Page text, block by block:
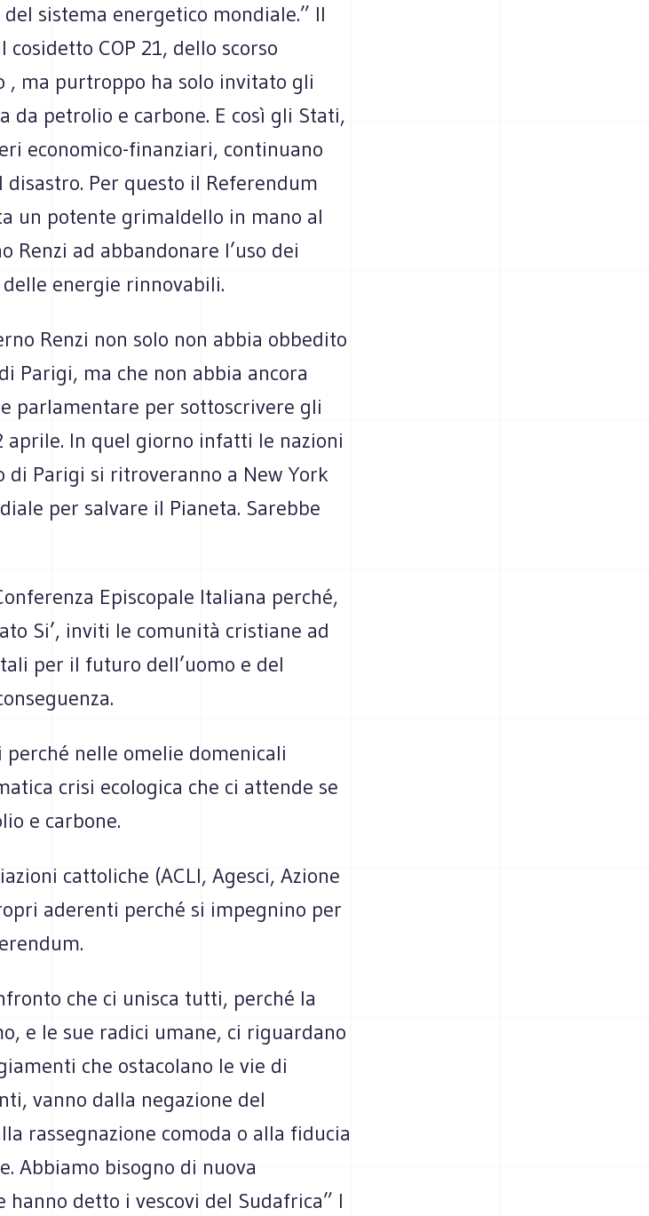
sistema energetico mondiale.” Il
COP 21, dello scorso
, ma purtroppo ha solo invitato gli
da petrolio e carbone. E così gli Stati,
economico-finanziari, continuano
Per questo il Referendum
un potente grimaldello in mano al
Renzi ad abbandonare l’uso dei
energie rinnovabili.
Renzi non solo non abbia obbedito
Parigi, ma che non abbia ancora
parlamentare per sottoscrivere gli
In quel giorno infatti le nazioni
di Parigi si ritroveranno a New York
per salvare il Pianeta. Sarebbe
Episcopale Italiana perché,
Si’, inviti le comunità cristiane ad
per il futuro dell’uomo e del
nelle omelie domenicali
crisi ecologica che ci attende se
e carbone.
cattoliche (ACLI, Agesci, Azione
aderenti perché si impegnino per
che ci unisca tutti, perché la
e le sue radici umane, ci riguardano
che ostacolano le vie di
vanno dalla negazione del
rassegnazione comoda o alla fiducia
Abbiamo bisogno di nuova
hanno detto i vescovi del Sudafrica” I